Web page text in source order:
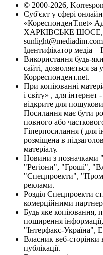
© 2000-2026,
Суб'єкт у сфері
«КореспонденТ.net»
ХАРКІВСЬКЕ ШОСЕ,
Ідентифікатор медіа –
Використання будь-
сайті, дозволяється
Корреспондент.net.
При копіюванні
і світу» , для
відкрите для
Посилання має бути
повного або
Гіперпосилання ( для
розміщена в
матеріалу.
Новини з позначками
"Регіони", "Гроші",
"Спецпроекти",
реклами.
Розділ Спецпроекти
комерційними
Будь яке копіювання,
поширення
"Інтерфакс-Україна",
Власник веб-сторінки
публікації.